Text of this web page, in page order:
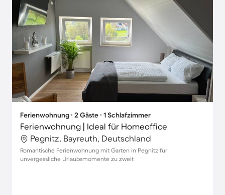
Ferienwohnung ∙ 2 Gäste ∙ 1 Schlafzimmer
Ferienwohnung | Ideal für Homeoffice
Pegnitz, Bayreuth, Deutschland
Romantische Ferienwohnung mit Garten in Pegnitz für
unvergessliche Urlaubsmomente zu zweit